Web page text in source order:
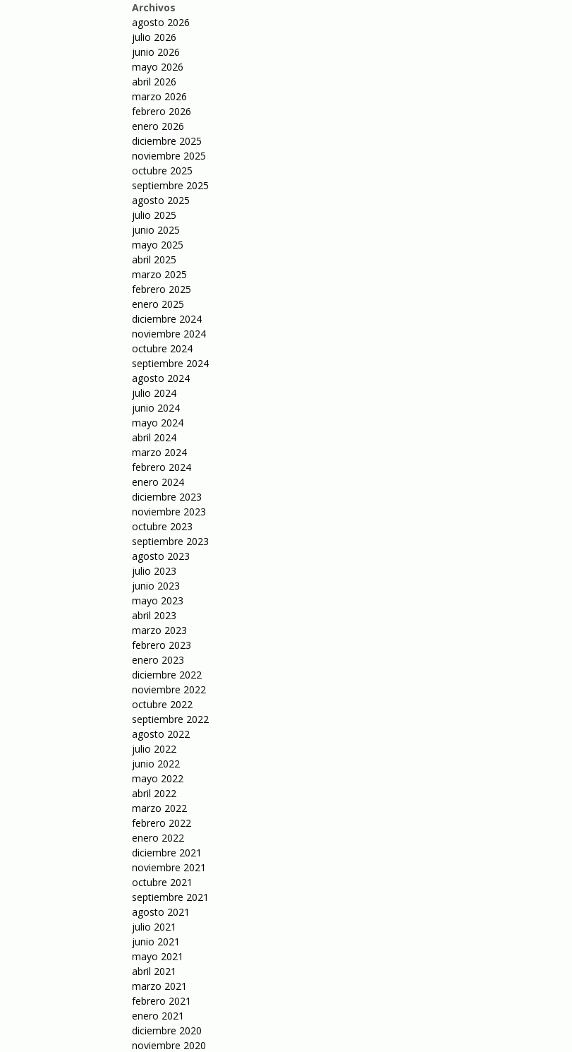
Archivos
agosto 2026
julio 2026
junio 2026
mayo 2026
abril 2026
marzo 2026
febrero 2026
enero 2026
diciembre 2025
noviembre 2025
octubre 2025
septiembre 2025
agosto 2025
julio 2025
junio 2025
mayo 2025
abril 2025
marzo 2025
febrero 2025
enero 2025
diciembre 2024
noviembre 2024
octubre 2024
septiembre 2024
agosto 2024
julio 2024
junio 2024
mayo 2024
abril 2024
marzo 2024
febrero 2024
enero 2024
diciembre 2023
noviembre 2023
octubre 2023
septiembre 2023
agosto 2023
julio 2023
junio 2023
mayo 2023
abril 2023
marzo 2023
febrero 2023
enero 2023
diciembre 2022
noviembre 2022
octubre 2022
septiembre 2022
agosto 2022
julio 2022
junio 2022
mayo 2022
abril 2022
marzo 2022
febrero 2022
enero 2022
diciembre 2021
noviembre 2021
octubre 2021
septiembre 2021
agosto 2021
julio 2021
junio 2021
mayo 2021
abril 2021
marzo 2021
febrero 2021
enero 2021
diciembre 2020
noviembre 2020